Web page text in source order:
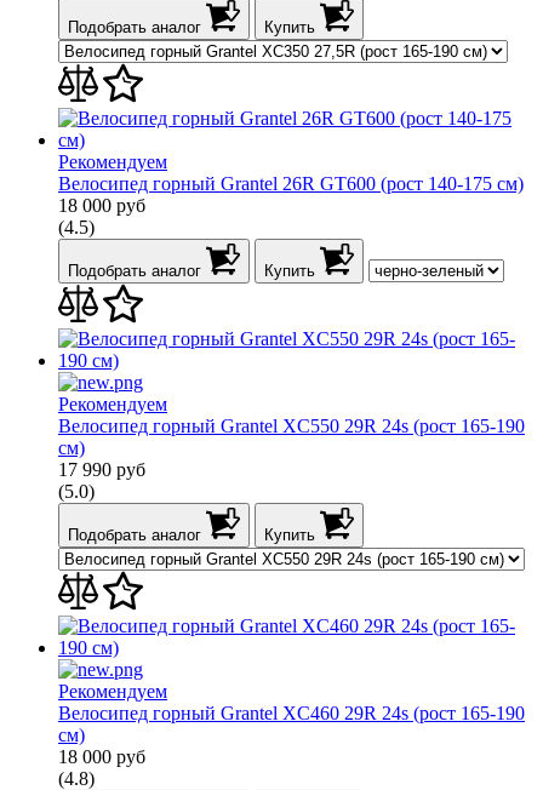
Подобрать аналог Купить
Рекомендуем
Велосипед горный Grantel 26R GT600 (рост 140-175 см)
18 000 руб
(4.5)
Подобрать аналог Купить
Рекомендуем
Велосипед горный Grantel XC550 29R 24s (рост 165-190
см)
17 990 руб
(5.0)
Подобрать аналог Купить
Рекомендуем
Велосипед горный Grantel XC460 29R 24s (рост 165-190
см)
18 000 руб
(4.8)